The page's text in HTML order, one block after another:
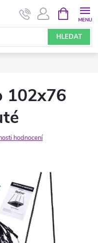
HLEDAT
NÁKUPNÍ
KOŠÍK
102x76
hodnocení